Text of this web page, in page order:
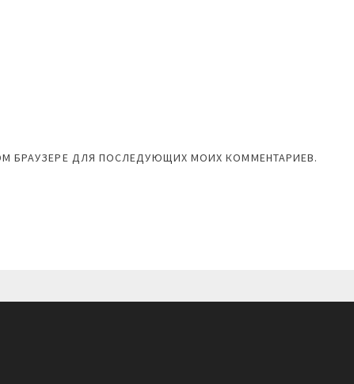
БРАУЗЕРЕ ДЛЯ ПОСЛЕДУЮЩИХ МОИХ КОММЕНТАРИЕВ.